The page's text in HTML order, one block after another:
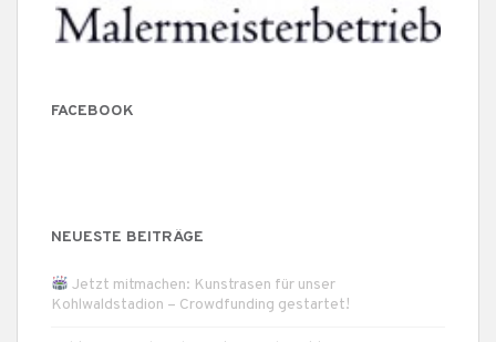
FACEBOOK
NEUESTE BEITRÄGE
Jetzt mitmachen: Kunstrasen für unser
Kohlwaldstadion – Crowdfunding gestartet!